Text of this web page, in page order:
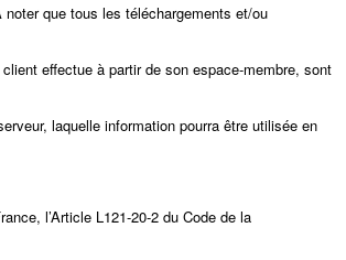
noter que tous les téléchargements et/ou
eﬀectue à partir de son espace-membre, sont
laquelle information pourra être utilisée en
l’Article L121-20-2 du Code de la